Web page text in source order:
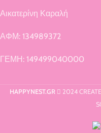
Αικατερίνη Καραλή
ΑΦΜ: 134989372
ΓΕΜΗ: 149499040000
HAPPYNEST.GR 2024